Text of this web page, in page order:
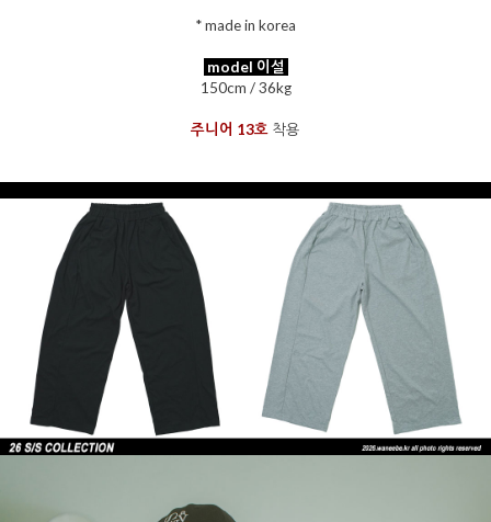
* made in korea
model 이설
150cm / 36kg
주니어 13호 착용